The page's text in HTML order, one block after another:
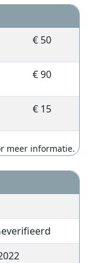
€ 50
€ 90
€ 15
meer informatie.